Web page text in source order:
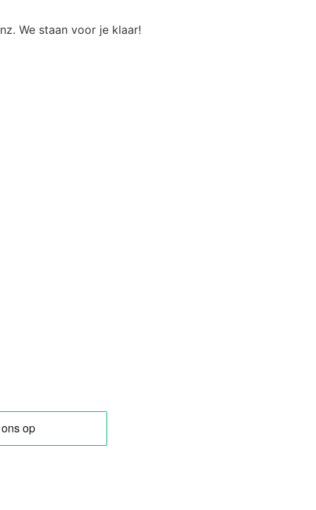
We staan voor je klaar!